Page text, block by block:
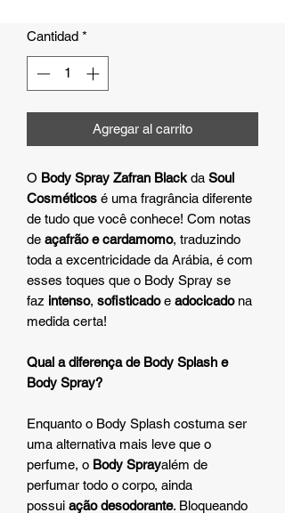
Cantidad *
Agregar al carrito
O Body Spray Zafran Black da Soul
Cosméticos é uma fragrância diferente
de tudo que você conhece! Com notas
de açafrão e cardamomo, traduzindo
toda a excentricidade da Arábia, é com
esses toques que o Body Spray se
faz intenso, sofisticadoe adocicado na
medida certa!
Qual a diferença de Body Splash e
Body Spray?
Enquanto o Body Splash costuma ser
uma alternativa mais leve que o
perfume, o Body Sprayalém de
perfumar todo o corpo, ainda
possui ação desodorante. Bloqueando